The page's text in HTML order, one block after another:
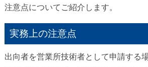
注意点についてご紹介します。
実務上の注意点
出向者を営業所技術者として申請する